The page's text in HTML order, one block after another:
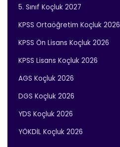
5. Sınıf Koçluk 2027
KPSS Ortaöğretim Koçluk 2026
KPSS Ön Lisans Koçluk 2026
KPSS Lisans Koçluk 2026
AGS Koçluk 2026
DGS Koçluk 2026
YDS Koçluk 2026
YÖKDİL Koçluk 2026